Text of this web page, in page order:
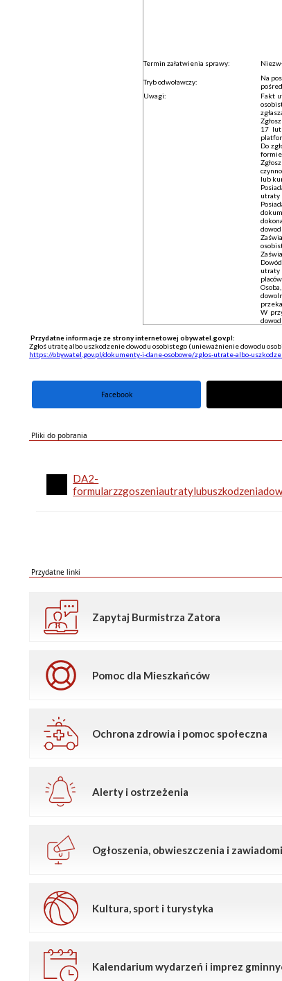
Termin załatwienia sprawy:
Tryb odwoławczy:
Na
Uwagi:
Fakt
17
Do
formie
lub
utraty
utraty
W
Przydatne informacje ze strony internetowej obywatel.gov.pl:
Zgłoś utratę albo uszkodzenie dowodu osobistego (unieważnienie dowodu
https://obywatel.gov.pl/dokumenty-i-dane-osobowe/zglos-utrate-albo-
Facebook
Pliki do pobrania
DA2-
Przydatne linki
Zapytaj Burmistrza Zatora
Pomoc dla Mieszkańców
Ochrona zdrowia i pomoc społeczna
Alerty i ostrzeżenia
Ogłoszenia, obwieszczenia i
Kultura, sport i turystyka
Kalendarium wydarzeń i imprez